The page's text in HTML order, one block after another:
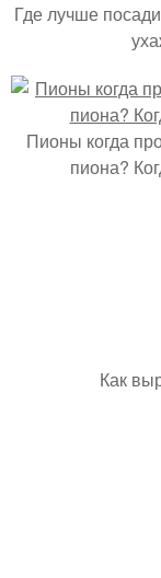
Где лучше
Пионы когда
пиона?
Как